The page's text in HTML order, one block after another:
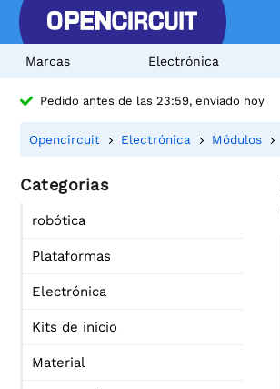
Marcas Electrónica
Pedido antes de las 23:59, enviado hoy
Opencircuit Electrónica Módulos
Categorias
robótica
Plataformas
Electrónica
Kits de inicio
Material